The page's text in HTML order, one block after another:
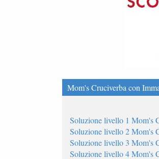
Mom's Cruciverba con
Soluzione livello 1 Mom's
Soluzione livello 2 Mom's
Soluzione livello 3 Mom's
Soluzione livello 4 Mom's